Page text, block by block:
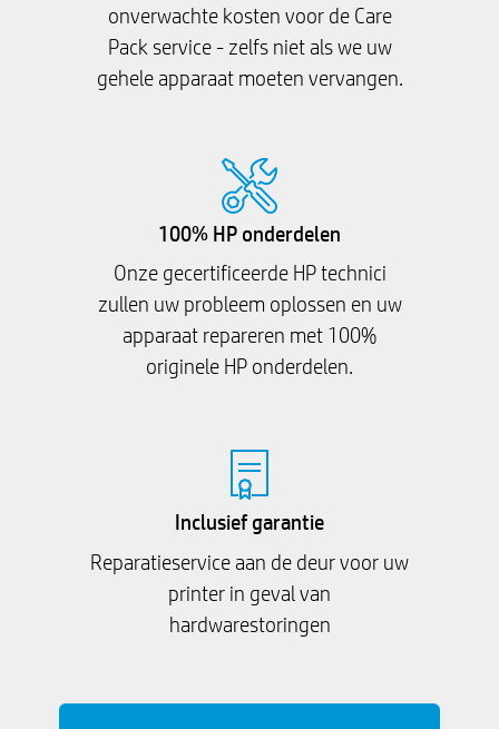
onverwachte kosten voor de Care
Pack service - zelfs niet als we uw
gehele apparaat moeten vervangen.
100% HP onderdelen
Onze gecertificeerde HP technici
zullen uw probleem oplossen en uw
apparaat repareren met 100%
originele HP onderdelen.
Inclusief garantie
Reparatieservice aan de deur voor uw
printer in geval van
hardwarestoringen